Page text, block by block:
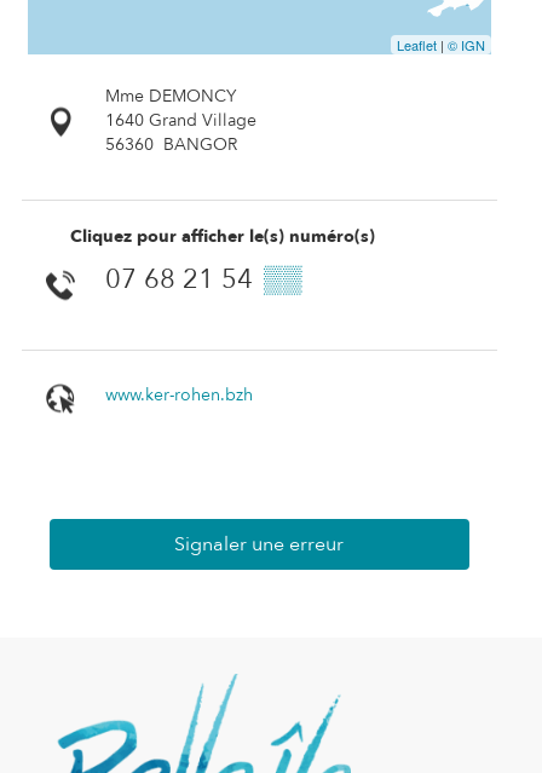
Leaflet | © IGN
Mme DEMONCY
1640 Grand Village
56360 BANGOR
Cliquez pour afficher le(s) numéro(s)
07 68 21 54 ▒▒
www.ker-rohen.bzh
Signaler une erreur